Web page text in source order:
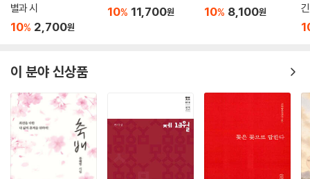
별과 시
10% 2,700원
10% 11,700원 10% 8,100원
이 분야 신상품